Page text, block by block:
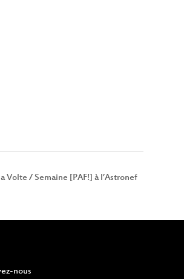
Volte / Semaine [PAF!] à l’Astronef
nous